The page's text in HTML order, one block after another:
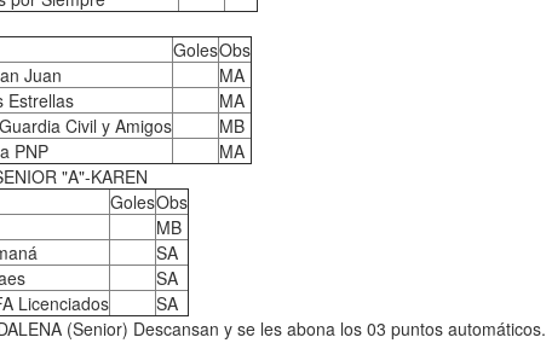
GolesObs
Juan
MA
Estrellas
MA
Civil y Amigos
MB
PNP
MA
"A"-KAREN
GolesObs
MB
SA
SA
Licenciados
SA
(Senior) Descansan y se les abona los 03 puntos automáticos.